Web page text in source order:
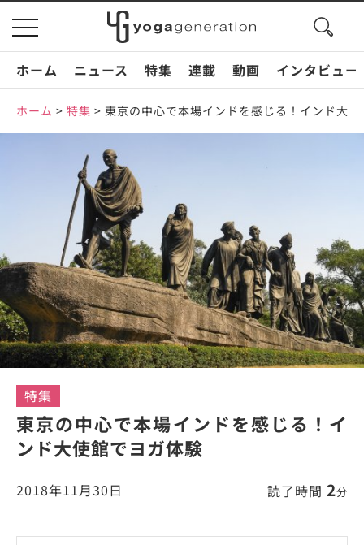
toggle
navigation
search
ホーム
ニュース 特集 連載 動画 インタビュー
ホーム > 特集 > 東京の中心で本場インドを感じる！インド大
特集
東京の中心で本場インドを感じる！イ
ンド大使館でヨガ体験
2018年11月30日 読了時間 2分